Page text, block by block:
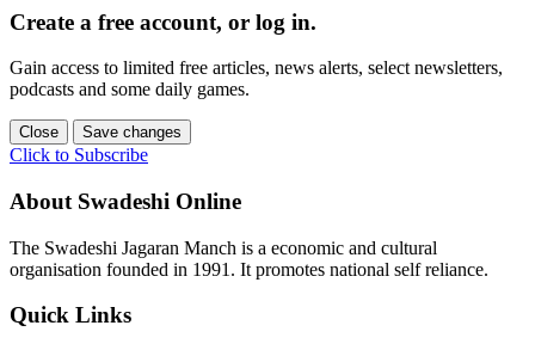
Create a free account, or log in.
Gain access to limited free articles, news alerts, select newsletters,
podcasts and some daily games.
Close Save changes
Click to Subscribe
About Swadeshi Online
The Swadeshi Jagaran Manch is a economic and cultural
organisation founded in 1991. It promotes national self reliance.
Quick Links